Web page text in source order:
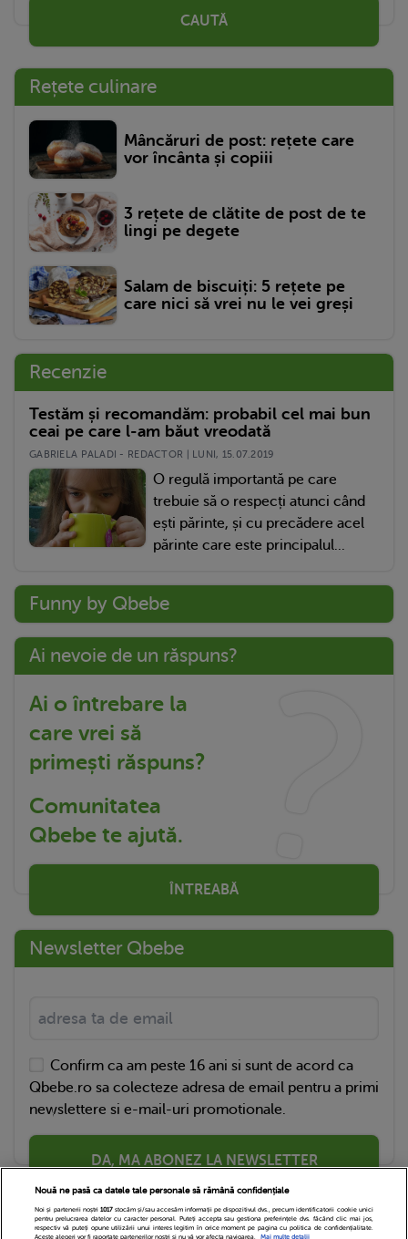
CAUTĂ
Rețete culinare
Mâncăruri de post: rețete care
vor încânta și copiii
3 rețete de clătite de post de te
lingi pe degete
Salam de biscuiți: 5 rețete pe
care nici să vrei nu le vei greși
Recenzie
Testăm și recomandăm: probabil cel mai bun
ceai pe care l-am băut vreodată
GABRIELA PALADI - REDACTOR | LUNI, 15.07.2019
O regulă importantă pe care
trebuie să o respecți atunci când
ești părinte, și cu precădere acel
părinte care este principalul...
Funny by Qbebe
Ai nevoie de un răspuns?
Ai o întrebare la
care vrei să
primești răspuns?
Comunitatea
Qbebe te ajută.
ÎNTREABĂ
Newsletter Qbebe
Confirm ca am peste 16 ani si sunt de acord ca
Qbebe.ro sa colecteze adresa de email pentru a primi
newslettere si e-mail-uri promotionale.
DA, MA ABONEZ LA NEWSLETTER
Nouă ne pasă ca datele tale personale să rămână confidențiale
Noi și partenerii noștri 1017stocăm și/sau accesăm informații pe dispozitivul dvs., precum identificatorii cookie unici
pentru prelucrarea datelor cu caracter personal. Puteți accepta sau gestiona preferințele dvs. făcând clic mai jos,
respectiv vă puteți opune utilizării unui interes legitim în orice moment pe pagina cu politica de confidențialitate.
Aceste alegeri vor fi raportate partenerilor noștri și nu vă vor afecta navigarea.
Mai multe detalii